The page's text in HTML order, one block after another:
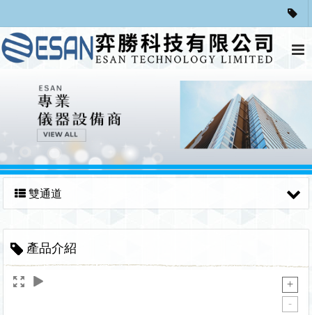
雙通道
產品介紹